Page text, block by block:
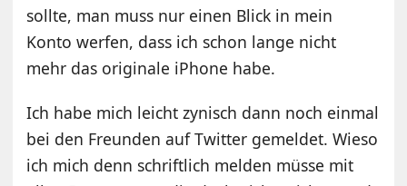
sollte, man muss nur einen Blick in mein
Konto werfen, dass ich schon lange nicht
mehr das originale iPhone habe.
Ich habe mich leicht zynisch dann noch einmal
bei den Freunden auf Twitter gemeldet. Wieso
ich mich denn schriftlich melden müsse mit